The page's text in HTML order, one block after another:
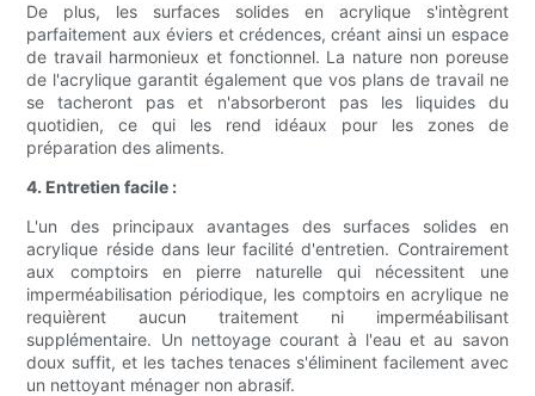
De plus, les surfaces solides en acrylique s'intègrent
parfaitement aux éviers et crédences, créant ainsi un espace
de travail harmonieux et fonctionnel. La nature non poreuse
de l'acrylique garantit également que vos plans de travail ne
se tacheront pas et n'absorberont pas les liquides du
quotidien, ce qui les rend idéaux pour les zones de
préparation des aliments.
4. Entretien facile :
L'un des principaux avantages des surfaces solides en
acrylique réside dans leur facilité d'entretien. Contrairement
aux comptoirs en pierre naturelle qui nécessitent une
imperméabilisation périodique, les comptoirs en acrylique ne
requièrent aucun traitement ni imperméabilisant
supplémentaire. Un nettoyage courant à l'eau et au savon
doux suffit, et les taches tenaces s'éliminent facilement avec
un nettoyant ménager non abrasif.